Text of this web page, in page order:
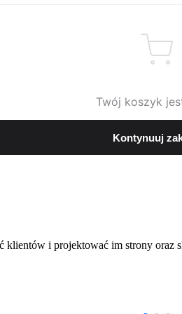
Twój koszyk
Kontynuuj
klientów i projektować im strony oraz
różnorodność realizacji
naszym klientom